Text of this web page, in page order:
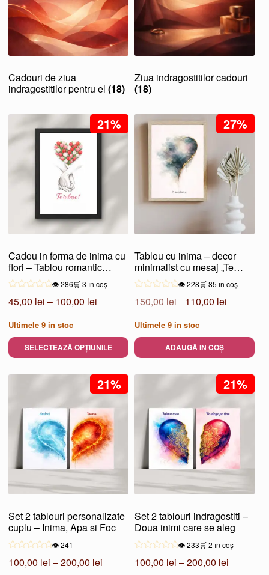
Cadouri de ziua
indragostitilor pentru el (18)
Ziua indragostitilor cadouri
(18)
21%
Cadou in forma de inima cu
flori – Tablou romantic
simbolic
👁️ 286🛒 3 în coș
45,00 lei – 100,00 lei
45,00 lei
până
la
100,00 lei
Ultimele 9 in stoc
SELECTEAZĂ OPȚIUNILE
mai
multe
variații.
Opțiunile
pot
fi
în
pagina
produsului.
27%
Tablou cu inima – decor
minimalist cu mesaj „Te
aleg”
👁️ 228🛒 85 în coș
150,00lei
Prețul
a
fost:
150,00 lei.
110,00 leiPrețul
110,00
Ultimele 9 in stoc
ADAUGĂ ÎN COȘ
21%
Set 2 tablouri personalizate
cuplu – Inima, Apa si Foc
👁️ 241
100,00 lei –200,00 lei
21%
Set 2 tablouri indragostiti –
Doua inimi care se aleg
👁️ 233🛒 2 în coș
100,00 lei –200,00 lei